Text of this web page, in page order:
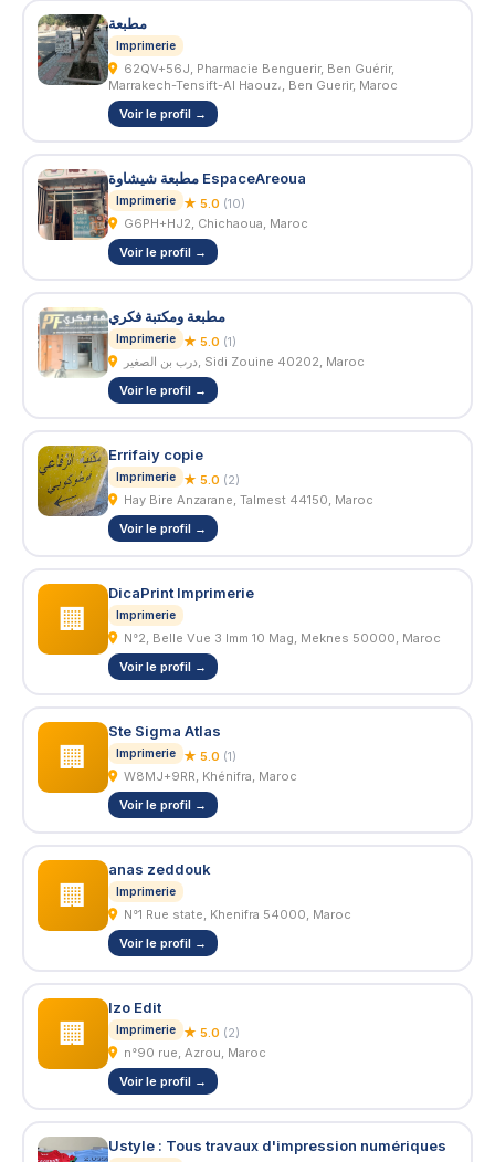
مطبعة
Imprimerie
Marrakech-Tensift-Al Haouz،, Ben Guerir, Maroc
Voir le profil →
مطبعة شيشاوة EspaceAreoua
Imprimerie ★ 5.0 (10)
G6PH+HJ2, Chichaoua, Maroc
Voir le profil →
مطبعة ومكتبة فكري
Imprimerie ★ 5.0 (1)
درب بن الصغير, Sidi Zouine 40202, Maroc
Voir le profil →
Errifaiy copie
Imprimerie ★ 5.0 (2)
Hay Bire Anzarane, Talmest 44150, Maroc
Voir le profil →
🏢
DicaPrint Imprimerie
Imprimerie
N°2, Belle Vue 3 Imm 10 Mag, Meknes 50000, Maroc
Voir le profil →
🏢
Ste Sigma Atlas
Imprimerie ★ 5.0 (1)
W8MJ+9RR, Khénifra, Maroc
Voir le profil →
🏢
anas zeddouk
Imprimerie
N°1 Rue state, Khenifra 54000, Maroc
Voir le profil →
🏢
Izo Edit
Imprimerie ★ 5.0 (2)
n°90 rue, Azrou, Maroc
Voir le profil →
Ustyle : Tous travaux d'impression numériques